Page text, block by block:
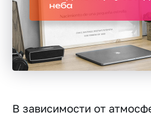
неба
В зависимости от